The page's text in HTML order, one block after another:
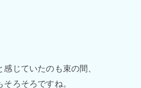
じていたのも束の間、
ろそろですね。